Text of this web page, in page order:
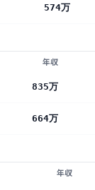
574万
年収
835万
664万
年収